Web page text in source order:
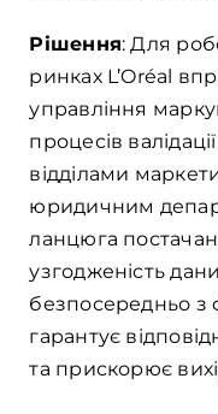
Рішення: Для
ринках L’Oréal
управління
процесів
відділами
юридичним
ланцюга
узгодженість
безпосередньо з
гарантує
та прискорює